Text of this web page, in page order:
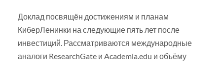
Доклад посвящён достижениям и планам
КиберЛенинки на следующие пять лет после
инвестиций. Рассматриваются международные
аналоги ResearchGate и Academia.edu и объёму